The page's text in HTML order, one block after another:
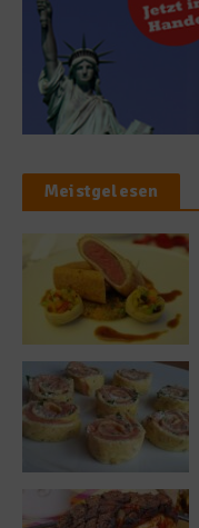
Meistgelesen